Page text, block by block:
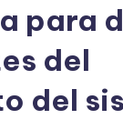
para
del
del